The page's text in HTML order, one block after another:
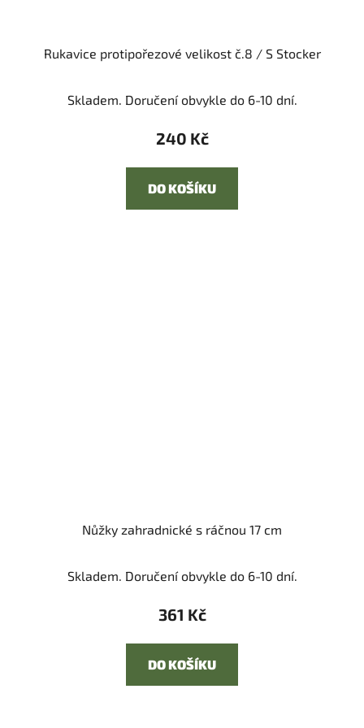
Rukavice protipořezové velikost č.8 / S Stocker
Skladem. Doručení obvykle do 6-10 dní.
240 Kč
DO KOŠÍKU
Nůžky zahradnické s ráčnou 17 cm
Skladem. Doručení obvykle do 6-10 dní.
361 Kč
DO KOŠÍKU